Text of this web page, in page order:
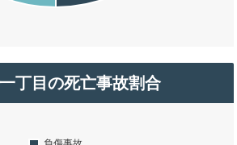
丁目の死亡事故割合